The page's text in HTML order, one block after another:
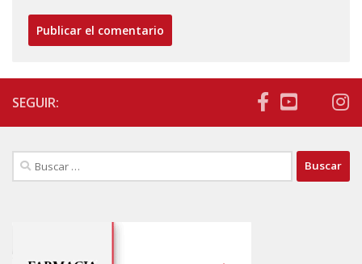
SEGUIR:
Buscar: